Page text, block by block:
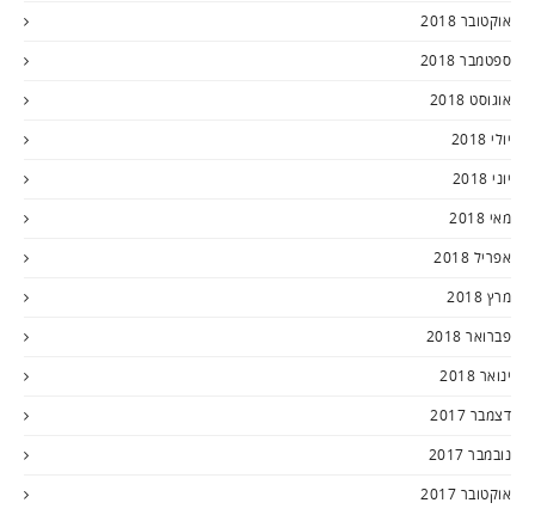
אוקטובר 2018
ספטמבר 2018
אוגוסט 2018
יולי 2018
יוני 2018
מאי 2018
אפריל 2018
מרץ 2018
פברואר 2018
ינואר 2018
דצמבר 2017
נובמבר 2017
אוקטובר 2017